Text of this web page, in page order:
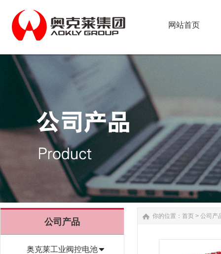
网站首页
公司产品
奥克莱工业阀控电池
你的位置： 首页 > 公司产